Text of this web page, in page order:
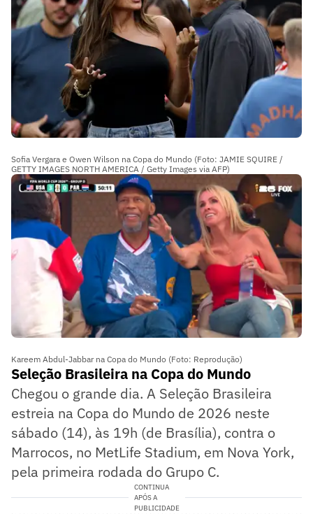
Sofia Vergara e Owen Wilson na Copa do Mundo (Foto: JAMIE SQUIRE /
GETTY IMAGES NORTH AMERICA / Getty Images via AFP)
Kareem Abdul-Jabbar na Copa do Mundo (Foto: Reprodução)
Seleção Brasileira na Copa do Mundo
Chegou o grande dia. A Seleção Brasileira
estreia na Copa do Mundo de 2026 neste
sábado (14), às 19h (de Brasília), contra o
Marrocos, no MetLife Stadium, em Nova York,
pela primeira rodada do Grupo C.
CONTINUA
APÓS A
PUBLICIDADE